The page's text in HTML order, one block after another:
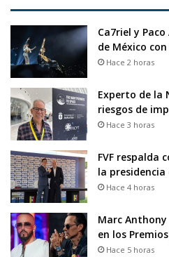
Ca7riel y
de México
Hace 2 horas
Experto de la
riesgos de
Hace 3 horas
FVF respalda
la presidencia
Hace 4 horas
Marc
en los
Hace 5 horas